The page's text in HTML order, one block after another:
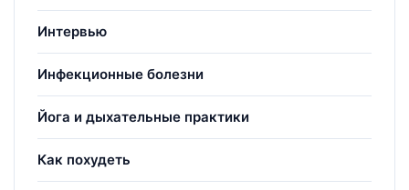
Интервью
Инфекционные болезни
Йога и дыхательные практики
Как похудеть